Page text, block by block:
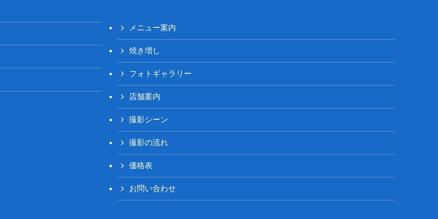
メニュー案内
焼き増し
フォトギャラリー
店舗案内
撮影シーン
撮影の流れ
価格表
お問い合わせ